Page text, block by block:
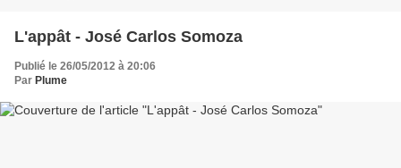
L'appât - José Carlos Somoza
Publié le 26/05/2012 à 20:06
Par Plume